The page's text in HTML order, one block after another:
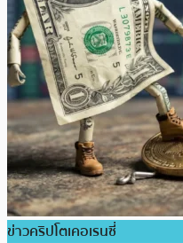
ข่าวคริปโตเคอเรนซี่